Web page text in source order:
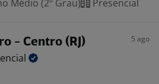
Médio (2º Grau) Presencial
- Centro (RJ) 5 ago